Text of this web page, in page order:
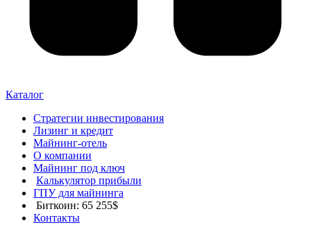
Каталог
Стратегии инвестирования
Лизинг и кредит
Майнинг-отель
О компании
Майнинг под ключ
Калькулятор прибыли
ГПУ для майнинга
Биткоин: 65 255$
Контакты